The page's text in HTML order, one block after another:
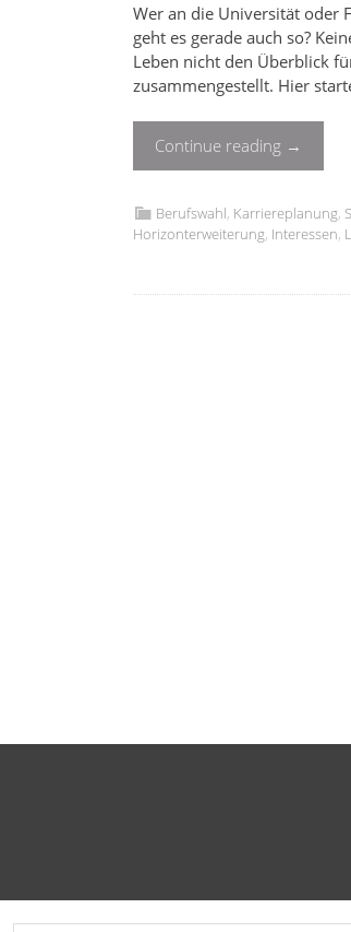
Wer an die Universität oder
geht es gerade auch so?
Leben nicht den Überblick
zusammengestellt. Hier
Continue reading →
Berufswahl, Karriereplanung,
Horizonterweiterung, Interessen,